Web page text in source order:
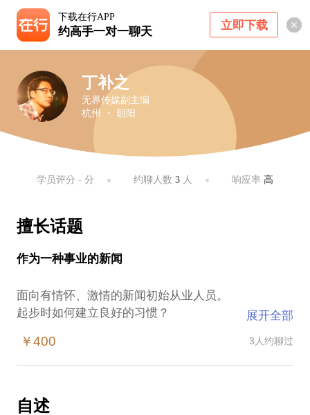
下载在行APP
约高手一对一聊天 立即下载
丁补之
无界传媒副主编
杭州 ・ 朝阳
学员评分 - 分 约聊人数 3人 响应率高
擅长话题
作为一种事业的新闻
面向有情怀、激情的新闻初始从业人员。
起步时如何建立良好的习惯？
如何绕开隐藏的陷阱，获取核心信息？
展开全部
￥400 3人约聊过
自述